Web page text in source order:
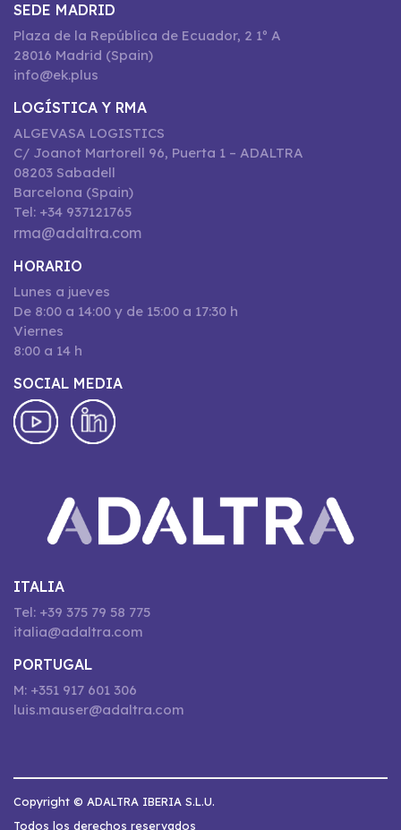
SEDE MADRID
Plaza de la República de Ecuador, 2 1º A
28016 Madrid (Spain)
info@ek.plus
LOGÍSTICA Y RMA
ALGEVASA LOGISTICS
C/ Joanot Martorell 96, Puerta 1 – ADALTRA
08203 Sabadell
Barcelona (Spain)
Tel: +34 937121765
rma@adaltra.com
HORARIO
Lunes a jueves
De 8:00 a 14:00 y de 15:00 a 17:30 h
Viernes
8:00 a 14 h
SOCIAL MEDIA
ITALIA
Tel: +39 375 79 58 775
italia@adaltra.com
PORTUGAL
M: +351 917 601 306
luis.mauser@adaltra.com
Copyright © ADALTRA IBERIA S.L.U.
Todos los derechos reservados